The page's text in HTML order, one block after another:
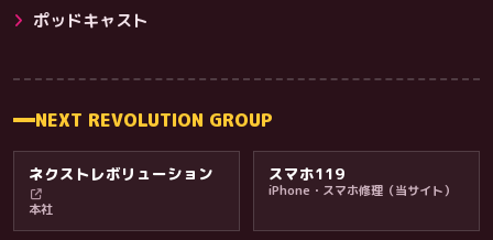
その他サービス
ポッドキャスト
NEXT REVOLUTION GROUP
ネクストレボリューション
本社
スマホ119
iPhone・スマホ修理（当サイト）